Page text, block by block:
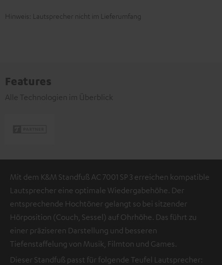
Hinweis: Lautsprecher nicht im Lieferumfang
Features
Alle Technologien im Überblick
Mit dem K&M Standfuß AC 7001 SP 3 erreichen kompatible
Lautsprecher eine optimale Wiedergabehöhe. Der
entsprechende Hochtöner gelangt so bei sitzender
Hörposition (Couch, Sessel) auf Ohrhöhe. Das führt zu
einer präziseren Darstellung und besseren
Tiefenstaffelung von Musik, Filmton und Games.
Dieser Standfuß passt für folgende Teufel Lautsprecher: